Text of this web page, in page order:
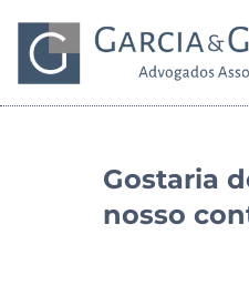
Gostaria
nosso